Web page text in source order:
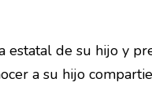
de su hijo y
a su hijo